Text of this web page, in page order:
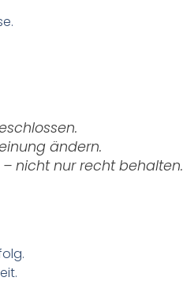
ändern.
nicht nur recht behalten.